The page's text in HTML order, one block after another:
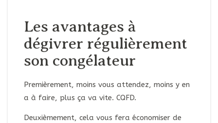
Les avantages à
dégivrer régulièrement
son congélateur
Premièrement, moins vous attendez, moins y en
a à faire, plus ça va vite. CQFD.
Deuxièmement, cela vous fera économiser de